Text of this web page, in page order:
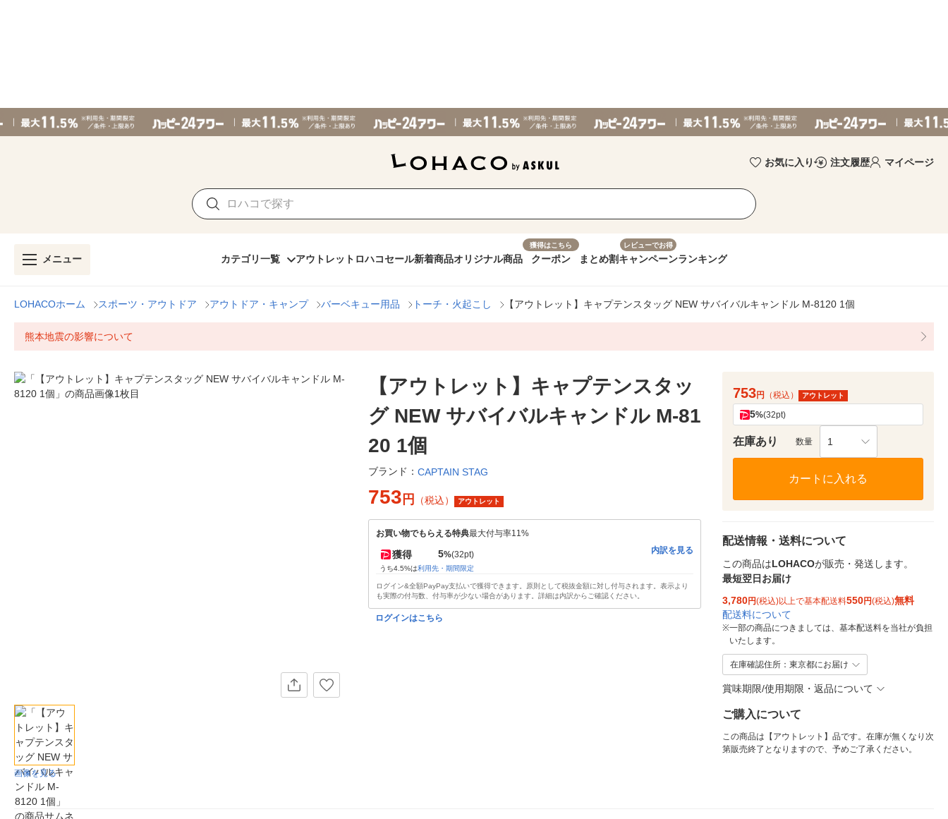
お気に入り 注文履歴 マイページ
メニュー カテゴリ一覧 アウトレット ロハコセール新着商品オリジナル商品
獲得はこちら
クーポン まとめ割
レビューでお得
キャンペーンランキング
LOHACOホーム スポーツ・アウトドア アウトドア・キャンプ バーベキュー用品 トーチ・火起こし 【アウトレット】キャプテンスタッグ NEW サバイバルキャンドル M-8120 1個
熊本地震の影響について
画像を見る
【アウトレット】キャプテンスタッ
グ NEW サバイバルキャンドル M-81
20 1個
ブランド： CAPTAIN STAG
753 円 （税込） アウトレット
お買い物でもらえる特典最大付与率11%
獲得 5%(32pt)
うち4.5%は利用先・期間限定
内訳を見る
ログイン&全額PayPay支払いで獲得できます。原則として税抜金額に対し付与されます。表示より
も実際の付与数、付与率が少ない場合があります。詳細は内訳からご確認ください。
ログインはこちら
753円 （税込） アウトレット
5%(32pt)
在庫あり 数量 1
カートに入れる
配送情報・送料について
この商品はLOHACOが販売・発送します。
最短翌日お届け
3,780円(税込)以上で基本配送料550円(税込)無料
配送料について
※一部の商品につきましては、基本配送料を当社が負担
いたします。
在庫確認住所：東京都にお届け
賞味期限/使用期限・返品について
ご購入について
この商品は【アウトレット】品です。在庫が無くなり次
第販売終了となりますので、予めご了承ください。